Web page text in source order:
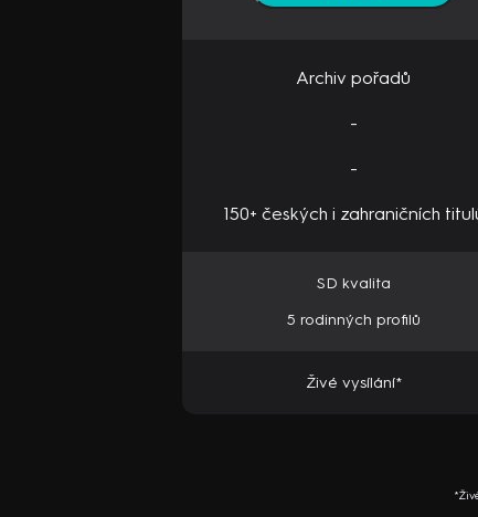
Archiv pořadů
-
-
150+ českých i zahraničních
SD kvalita
5 rodinných profilů
Živé vysílání*